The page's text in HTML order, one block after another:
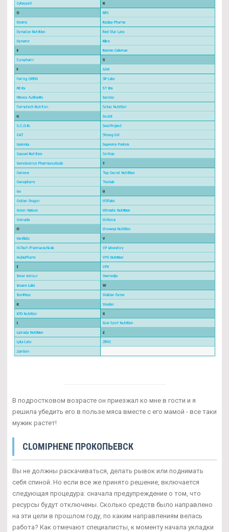
В подростковом возрасте он приезжал ко мне в гости и я
решила убедить его в пользе мяса вместе с его мамой - все таки
мужик растет!
CLOMIPHENE ПРОКОПЬЕВСК
Вы не должны раскачиваться, делать рывок или поднимать
себя спиной. Но если все же принято решение, включается
следующая процедура: сначала предупреждение о том, что
ресурсы будут отключены. Сколько средств было направлено
на эти цели в прошлом году, по каким направлениям велась
работа? Как отмечают специалисты, к моменту начала укладки